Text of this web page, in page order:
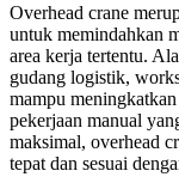
Overhead crane
untuk memindahkan
area kerja tertentu.
gudang logistik,
mampu
pekerjaan manual
maksimal, overhead
tepat dan sesuai